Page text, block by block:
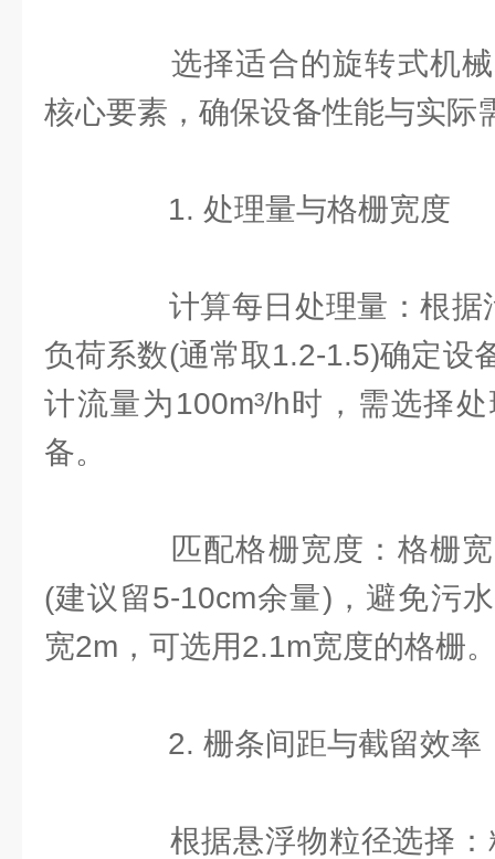
选择适合的旋转式机械
核心要素，确保设备性能与实际
1. 处理量与格栅宽度
计算每日处理量：根据
负荷系数(通常取1.2-1.5)确定设
计流量为100m³/h时，需选择
备。
匹配格栅宽度：格栅宽
(建议留5-10cm余量)，避免污
宽2m，可选用2.1m宽度的格栅
2. 栅条间距与截留效率
根据悬浮物粒径选择：